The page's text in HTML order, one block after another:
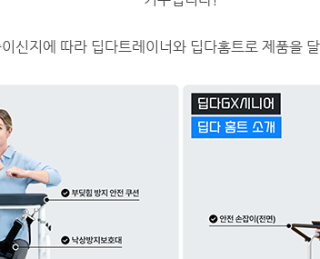
신지에 따라 딥다트레이너와 딥다홈트로 제품을